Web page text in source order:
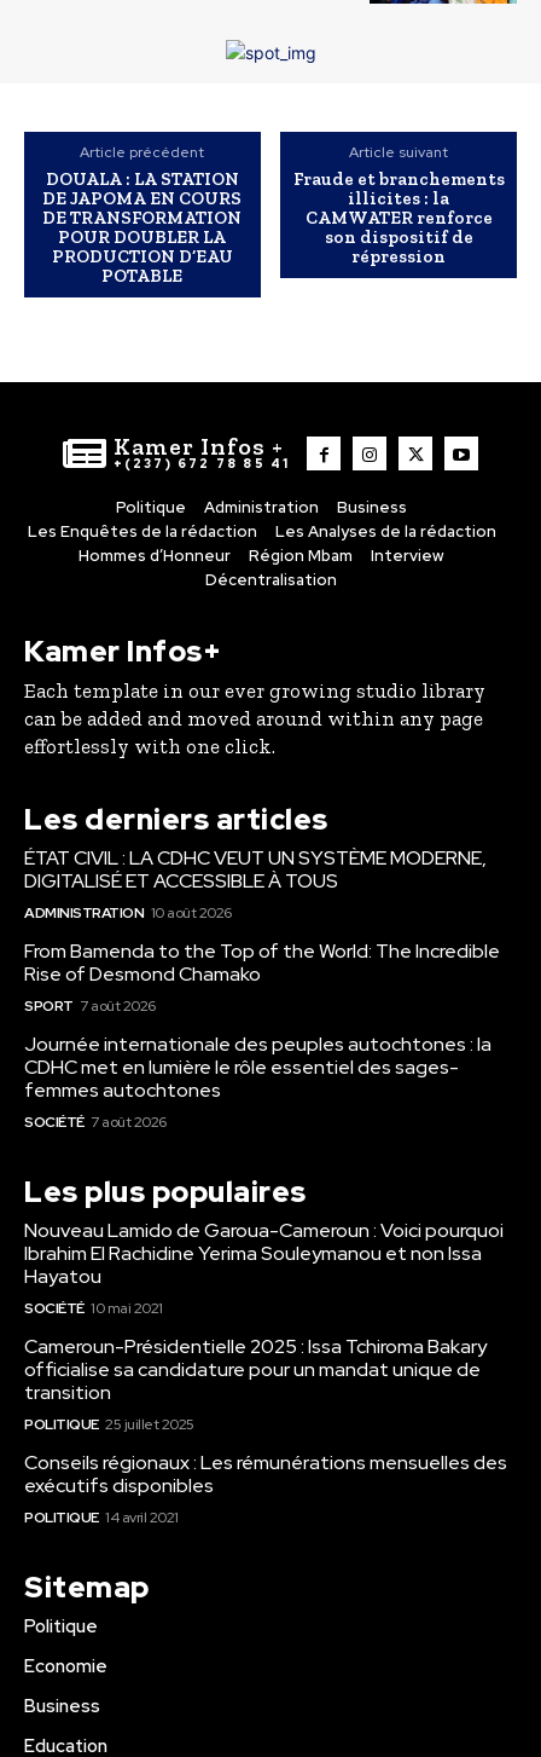
Article précédent
DOUALA : LA STATION
DE JAPOMA EN COURS
DE TRANSFORMATION
POUR DOUBLER LA
PRODUCTION D’EAU
POTABLE
Article suivant
Fraude et branchements
illicites : la
CAMWATER renforce
son dispositif de
répression
Kamer Infos +
+(237) 672 78 85 41
Politique Administration
Business
Les Enquêtes de la rédaction
Les Analyses de la rédaction
Hommes d’Honneur
Région Mbam
Interview
Décentralisation
Kamer Infos+
Each template in our ever growing studio library
can be added and moved around within any page
effortlessly with one click.
Les derniers articles
ÉTAT CIVIL : LA CDHC VEUT UN SYSTÈME MODERNE,
DIGITALISÉ ET ACCESSIBLE À TOUS
ADMINISTRATION 10 août 2026
From Bamenda to the Top of the World: The Incredible
Rise of Desmond Chamako
SPORT 7 août 2026
Journée internationale des peuples autochtones : la
CDHC met en lumière le rôle essentiel des sages-
femmes autochtones
SOCIÉTÉ 7 août 2026
Les plus populaires
Nouveau Lamido de Garoua-Cameroun : Voici pourquoi
Ibrahim El Rachidine Yerima Souleymanou et non Issa
Hayatou
SOCIÉTÉ 10 mai 2021
Cameroun-Présidentielle 2025 : Issa Tchiroma Bakary
officialise sa candidature pour un mandat unique de
transition
POLITIQUE 25 juillet 2025
Conseils régionaux : Les rémunérations mensuelles des
exécutifs disponibles
POLITIQUE 14 avril 2021
Sitemap
Politique
Economie
Business
Education